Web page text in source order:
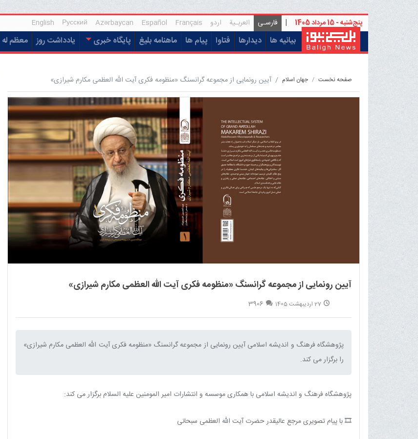
پنج‌شنبه - 15 مرداد 1405 | فارسـی العربـیة اردو Français
Español
Azərbaycan
Русский
English
بیانیه ها دیدارها فتاوا پیام ها ماهنامه بلیغ پایگاه خبری یادداشت روز معظم له
صفحه نخست جهان اسلام آیین رونمایی از مجموعه گرانسنگ «منظومه فکری آیت الله العظمی مکارم شیرازی»
آیین رونمایی از مجموعه گرانسنگ «منظومه فکری آیت الله العظمی مکارم شیرازی»
27 اردیبهشت 1405 3906
پژوهشگاه فرهنگ و اندیشه اسلامی آیین رونمایی از مجموعه گرانسنگ «منظومه فکری آیت الله العظمی مکارم شیرازی»
را برگزار می کند.‌
پژوهشگاه فرهنگ و اندیشه اسلامی با همکاری موسسه و انتشارات امیر المومنین علیه السلام برگزار می کند:
🎞 با پیام تصویری مرجع عالیقدر حضرت آیت الله العظمی سبحانی